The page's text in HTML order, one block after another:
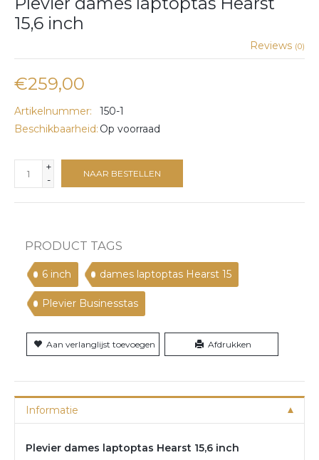
15,6 inch
Reviews (0)
€259,00
Artikelnummer:
150-1
Beschikbaarheid: Op voorraad
+
-
NAAR BESTELLEN
PRODUCT TAGS
6 inch dames laptoptas Hearst 15
Plevier Businesstas
Aan verlanglijst toevoegen Afdrukken
Informatie
Plevier dames laptoptas Hearst 15,6 inch